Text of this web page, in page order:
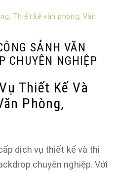
, Thiết kế văn phòng, Văn
SẢNH VĂN
CHUYÊN NGHIỆP
Thiết Kế Và
Phòng,
dịch vụ thiết kế và thi
chuyên nghiệp. Với